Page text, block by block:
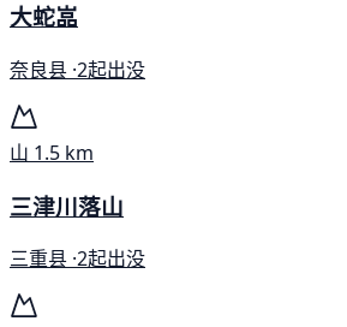
大蛇嵓
奈良县 ·2起出没
山 1.5 km
三津川落山
三重县 ·2起出没